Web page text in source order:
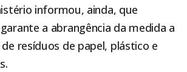
informou, ainda, que
a abrangência da medida a
resíduos de papel, plástico e